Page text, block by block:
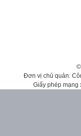
Đơn vị chủ quản:
Giấy phép mạng